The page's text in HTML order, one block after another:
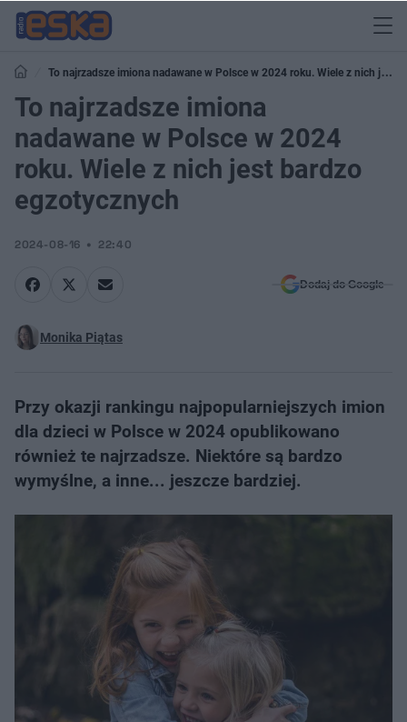
To najrzadsze imiona nadawane w Polsce w 2024 roku. Wiele z nich jest
bardzo egzotycznych
To najrzadsze imiona
nadawane w Polsce w 2024
roku. Wiele z nich jest bardzo
egzotycznych
2024-08-16 22:40
Dodaj do Google
Monika Piątas
Przy okazji rankingu najpopularniejszych imion
dla dzieci w Polsce w 2024 opublikowano
również te najrzadsze. Niektóre są bardzo
wymyślne, a inne... jeszcze bardziej.